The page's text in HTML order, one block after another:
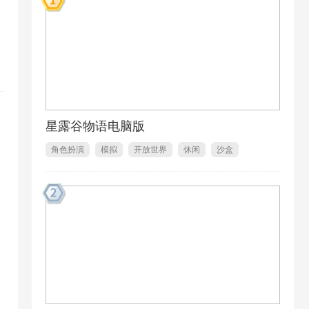
星露谷物语电脑版
角色扮演 模拟 开放世界 休闲
沙盒